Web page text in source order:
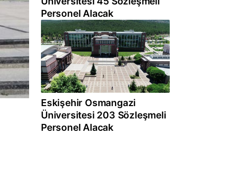
Personel Alacak
Eskişehir Osmangazi
Üniversitesi 203 Sözleşmeli
Personel Alacak